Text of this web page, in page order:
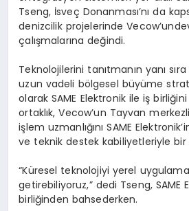
Tseng, İsveç Donanması’nı da
denizcilik projelerindeVecow’un
çalışmalarına değindi.
Teknolojilerini tanıtmanın yanı sıra
uzun vadeli bölgesel büyüme
olarak SAME Elektronik ile iş
ortaklık,Vecow’un Tayvan
işlem uzmanlığını SAME
ve teknik destek kabiliyetleriyle
“Küresel teknolojiyi yerel
getirebiliyoruz,” dedi Tseng, SAME
birliğinden bahsederken.